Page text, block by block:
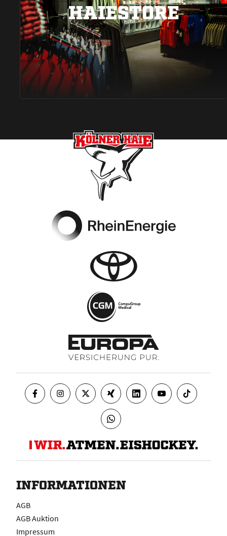
HAIESTORE
INFORMATIONEN
AGB
AGB Auktion
Impressum